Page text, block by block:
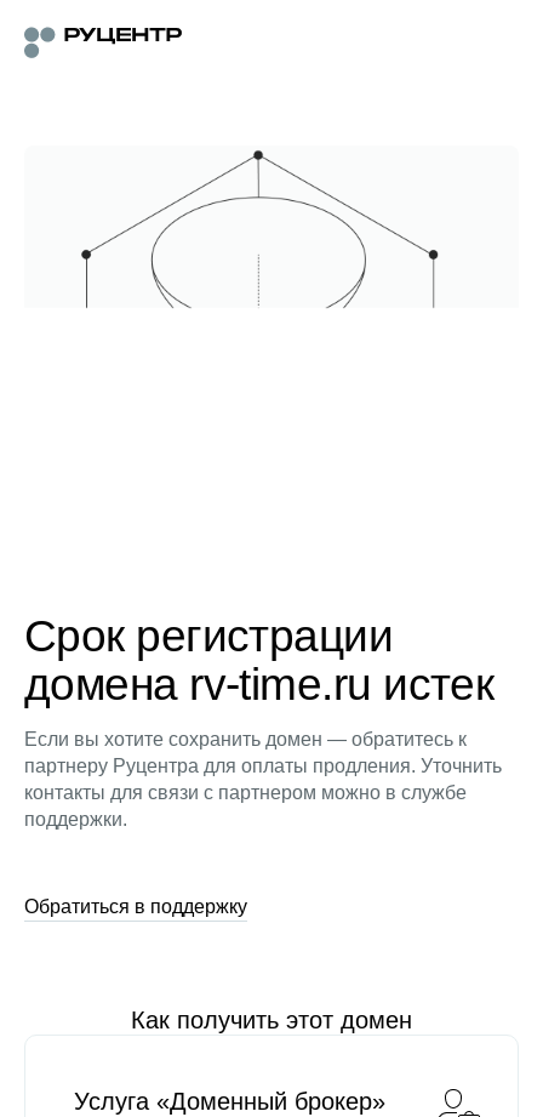
Срок регистрации
домена rv-time.ru истек
Если вы хотите сохранить домен — обратитесь к
партнеру Руцентра для оплаты продления. Уточнить
контакты для связи с партнером можно в службе
поддержки.
Обратиться в поддержку
Как получить этот домен
Услуга «Доменный брокер»